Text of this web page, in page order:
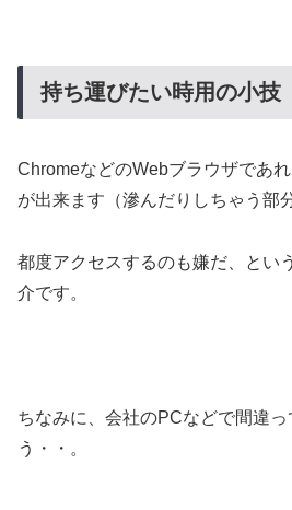
持ち運びたい時用の小技
ChromeなどのWebブラウザであ
が出来ます（滲んだりしちゃう部
都度アクセスするのも嫌だ、とい
介です。
ちなみに、会社のPCなどで間違っ
う・・。